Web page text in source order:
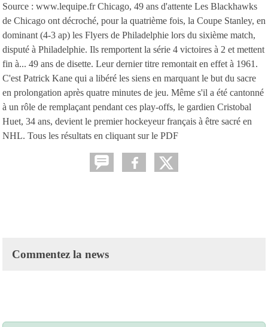
Source : www.lequipe.fr Chicago, 49 ans d'attente Les Blackhawks
de Chicago ont décroché, pour la quatrième fois, la Coupe Stanley, en
dominant (4-3 ap) les Flyers de Philadelphie lors du sixième match,
disputé à Philadelphie. Ils remportent la série 4 victoires à 2 et mettent
fin à... 49 ans de disette. Leur dernier titre remontait en effet à 1961.
C'est Patrick Kane qui a libéré les siens en marquant le but du sacre
en prolongation après quatre minutes de jeu. Même s'il a été cantonné
à un rôle de remplaçant pendant ces play-offs, le gardien Cristobal
Huet, 34 ans, devient le premier hockeyeur français à être sacré en
NHL. Tous les résultats en cliquant sur le PDF
Commentez la news